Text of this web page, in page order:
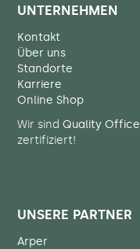
UNTERNEHMEN
Kontakt
Über uns
Standorte
Karriere
Online Shop
Wir sindQuality Office
zertifiziert!
UNSERE PARTNER
Arper